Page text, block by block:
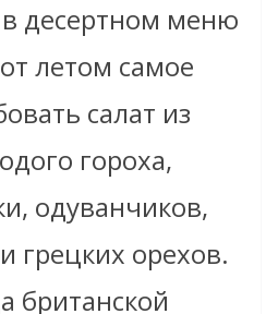
десертном меню
летом самое
салат из
гороха,
одуванчиков,
грецких орехов.
британской